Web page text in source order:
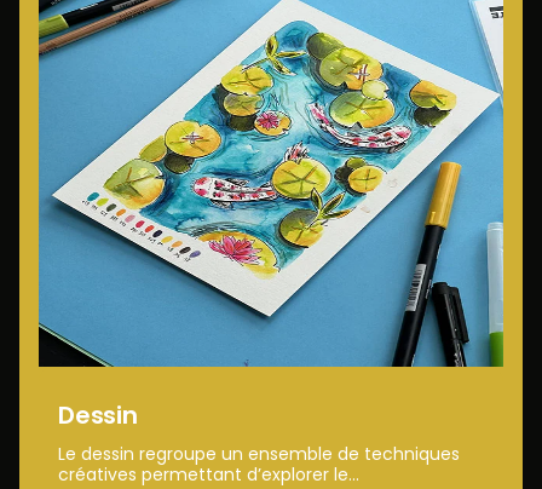
Dessin
Le dessin regroupe un ensemble de techniques
créatives permettant d’explorer le...